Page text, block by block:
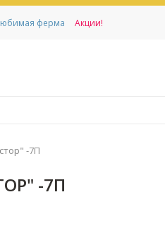
ферма Акции!
-7П
-7П